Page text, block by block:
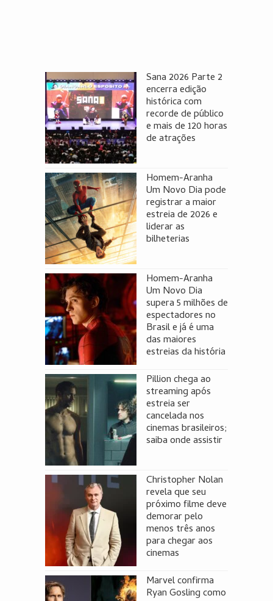
Sana 2026 Parte 2
encerra edição
histórica com
recorde de público
e mais de 120 horas
de atrações
Homem-Aranha
Um Novo Dia pode
registrar a maior
estreia de 2026 e
liderar as
bilheterias
Homem-Aranha
Um Novo Dia
supera 5 milhões de
espectadores no
Brasil e já é uma
das maiores
estreias da história
Pillion chega ao
streaming após
estreia ser
cancelada nos
cinemas brasileiros;
saiba onde assistir
Christopher Nolan
revela que seu
próximo filme deve
demorar pelo
menos três anos
para chegar aos
cinemas
Marvel confirma
Ryan Gosling como